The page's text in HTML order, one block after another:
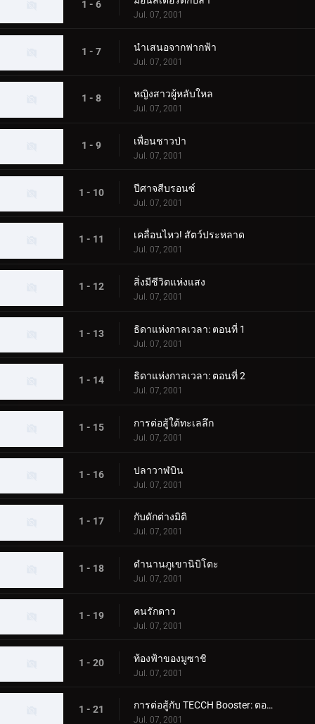
1 - 6
Jul. 07, 2001
1 - 7 นำเสนอจากฟากฟ้า
Jul. 07, 2001
1 - 8 หญิงสาวผู้หลับใหล
Jul. 07, 2001
1 - 9 เพื่อนชาวป่า
Jul. 07, 2001
1 - 10 ปีศาจสีบรอนซ์
Jul. 07, 2001
1 - 11 เคลื่อนไหว! สัตว์ประหลาด
Jul. 07, 2001
1 - 12 สิ่งมีชีวิตแห่งแสง
Jul. 07, 2001
1 - 13 ธิดาแห่งกาลเวลา: ตอนที่ 1
Jul. 07, 2001
1 - 14 ธิดาแห่งกาลเวลา: ตอนที่ 2
Jul. 07, 2001
1 - 15 การต่อสู้ใต้ทะเลลึก
Jul. 07, 2001
1 - 16 ปลาวาฬบิน
Jul. 07, 2001
1 - 17 กับดักต่างมิติ
Jul. 07, 2001
1 - 18 ตำนานภูเขานิบิโตะ
Jul. 07, 2001
1 - 19 คนรักดาว
Jul. 07, 2001
1 - 20 ท้องฟ้าของมูซาชิ
Jul. 07, 2001
1 - 21 การต่อสู้กับ TECCH Booster: ตอนที่ 1
Jul. 07, 2001